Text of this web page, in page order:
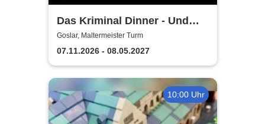
Das Kriminal Dinner - Und
raus bist du
Goslar, Maltermeister Turm
07.11.2026 - 08.05.2027
10:00 Uhr